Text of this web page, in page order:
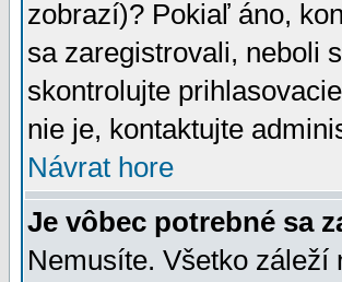
zobrazí)? Pokiaľ áno,
sa zaregistrovali, neboli
skontrolujte
nie je, kontaktujte
Návrat hore
Je vôbec potrebné sa
Nemusíte. Všetko záleží